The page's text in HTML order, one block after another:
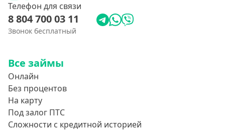
Телефон для связи
8 804 700 03 11
Звонок бесплатный
Все займы
Онлайн
Без процентов
На карту
Под залог ПТС
Сложности с кредитной историей